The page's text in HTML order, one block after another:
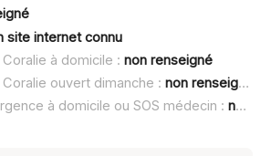
site internet connu
à domicile : non renseigné
ouvert dimanche : non renseigné
à domicile ou SOS médecin : non renseigné